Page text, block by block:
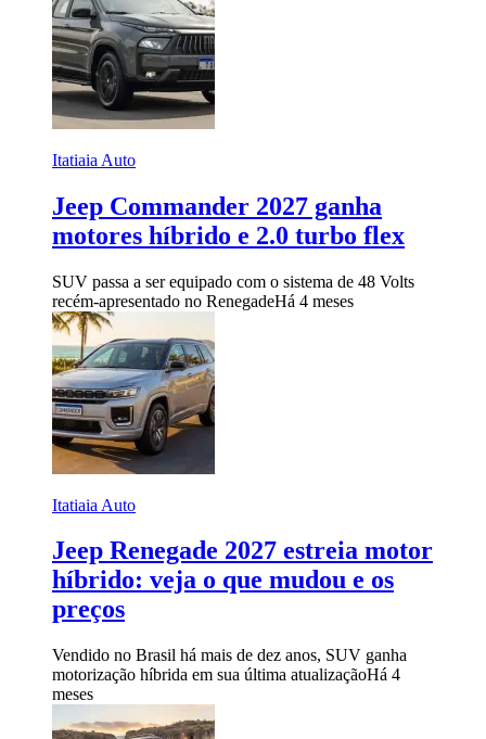
Itatiaia Auto
Jeep Commander 2027 ganha
motores híbrido e 2.0 turbo flex
SUV passa a ser equipado com o sistema de 48 Volts
recém-apresentado no RenegadeHá 4 meses
Itatiaia Auto
Jeep Renegade 2027 estreia motor
híbrido: veja o que mudou e os
preços
Vendido no Brasil há mais de dez anos, SUV ganha
motorização híbrida em sua última atualizaçãoHá 4
meses